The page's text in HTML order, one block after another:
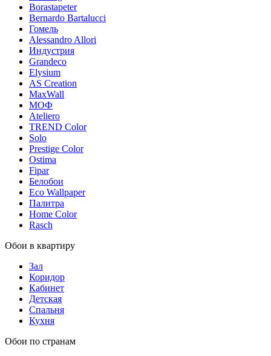
Borastapeter
Bernardo Bartalucci
Гомель
Alessandro Allori
Индустрия
Grandeco
Elysium
AS Creation
MaxWall
МОФ
Ateliero
TREND Color
Solo
Prestige Color
Ostima
Fipar
Белобои
Eco Wallpaper
Палитра
Home Color
Rasch
Обои в квартиру
Зал
Коридор
Кабинет
Детская
Спальня
Кухня
Обои по странам